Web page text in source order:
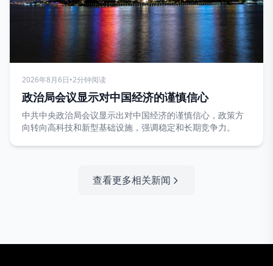
2026年8月6日•2分钟阅读
政治局会议显示对中国经济的谨慎信心
中共中央政治局会议显示出对中国经济的谨慎信心，政策方
向转向高科技和新型基础设施，强调稳定和长期竞争力。
查看更多相关新闻